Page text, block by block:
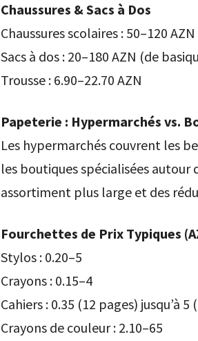
Chaussures & Sacs à Dos
Chaussures scolaires : 50–120 AZN
Sacs à dos : 20–180 AZN (de
Trousse : 6.90–22.70 AZN
Papeterie : Hypermarchés vs.
Les hypermarchés couvrent les
les boutiques spécialisées autour
assortiment plus large et des
Fourchettes de Prix Typiques
Stylos : 0.20–5
Crayons : 0.15–4
Cahiers : 0.35 (12 pages) jusqu’à 5
Crayons de couleur : 2.10–65